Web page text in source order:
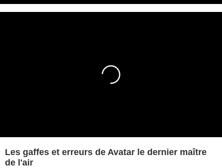
Les gaffes et erreurs de Avatar le dernier maître
de l'air